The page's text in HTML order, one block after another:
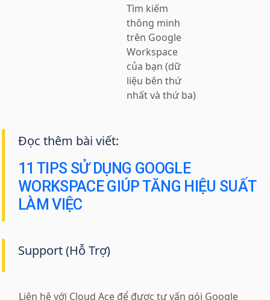
Tìm kiếm
thông minh
trên Google
Workspace
của bạn (dữ
liệu bên thứ
nhất và thứ ba)
Đọc thêm bài viết:
11 TIPS SỬ DỤNG GOOGLE
WORKSPACE GIÚP TĂNG HIỆU SUẤT
LÀM VIỆC
Support (Hỗ Trợ)
Liên hệ với Cloud Ace để được tư vấn gói Google